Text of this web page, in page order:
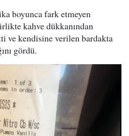
boyunca fark etmeyen
kahve dükkanından
ve kendisine verilen bardakta
gördü.